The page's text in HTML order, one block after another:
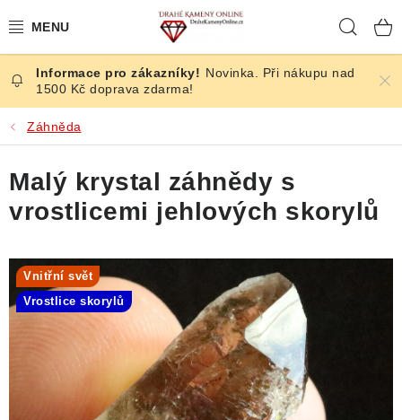
na
ČESKÉ KAMENY
ŠPERKY
KAMENY ZE SVĚTA
BROUŠENÉ
SLEVY
ÚČINKY
Novinka. Při nákupu nad
1500 Kč doprava zdarma!
Záhněda
Malý krystal záhnědy s
vrostlicemi jehlových skorylů
Vnitřní svět
Vrostlice skorylů